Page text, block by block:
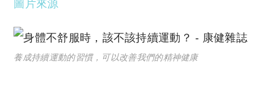
圖片來源
養成持續運動的習慣，可以改善我們的精神健康